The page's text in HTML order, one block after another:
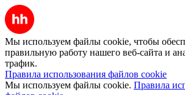
Мы используем файлы cookie, чтобы
правильную работу нашего веб-сайта и
трафик.
Правила использования файлов cookie
Мы используем файлы cookie. Правила